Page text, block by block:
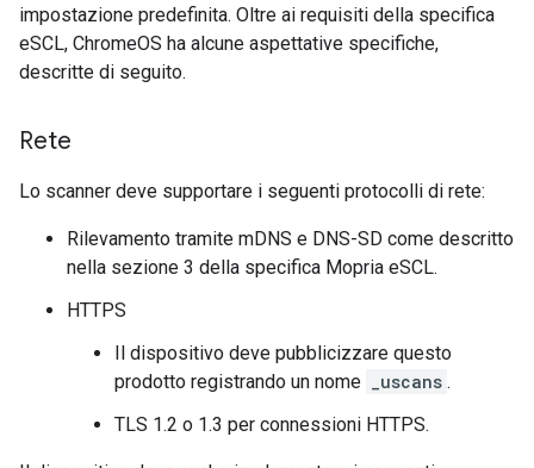
impostazione predefinita. Oltre ai requisiti della specifica
eSCL, ChromeOS ha alcune aspettative specifiche,
descritte di seguito.
Rete
Lo scanner deve supportare i seguenti protocolli di rete:
Rilevamento tramite mDNS e DNS-SD come descritto
nella sezione 3 della specifica Mopria eSCL.
HTTPS
Il dispositivo deve pubblicizzare questo
prodotto registrando un nome
_uscans .
TLS 1.2 o 1.3 per connessioni HTTPS.